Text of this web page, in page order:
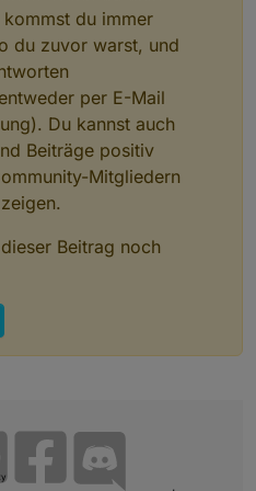
du immer
du zuvor warst, und
per E-Mail
Du kannst auch
Beiträge positiv
Mitgliedern
Beitrag noch